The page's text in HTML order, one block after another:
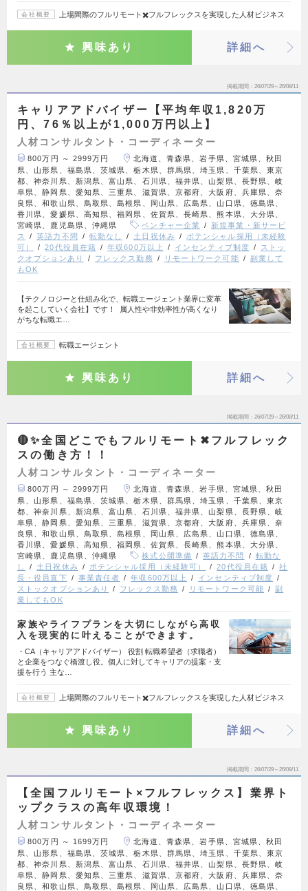
会社概要 上場間際のフルリモート✖️フルフレックスを実現した人材ビジネス
興味あり 詳細へ
掲載期間 26/07/29～26/08/11
キャリアアドバイザー【平均年収1,820万
円、76％以上が1,000万円以上】
人材コンサルタント・コーディネーター
800万円 ～ 2999万円
北海道、青森県、岩手県、宮城県、秋田
県、山形県、福島県、茨城県、栃木県、群馬県、埼玉県、千葉県、東京
都、神奈川県、新潟県、富山県、石川県、福井県、山梨県、長野県、岐
阜県、静岡県、愛知県、三重県、滋賀県、京都府、大阪府、兵庫県、奈
良県、和歌山県、鳥取県、島根県、岡山県、広島県、山口県、徳島県、
香川県、愛媛県、高知県、福岡県、佐賀県、長崎県、熊本県、大分県、
宮崎県、鹿児島県、沖縄県
ベンチャー企業
新規事業・新サービ
ス
英語力不問 転勤なし 土日祝休み
ポテンシャル採用（未経験
可）
20代役員在籍 年収600万以上 インセンティブ制度
ストッ
クオプションあり
フレックス勤務 リモートワーク可能
副業して
もOK
【テクノロジーと仕組み化で、転職エージェント業界に変革
を起こしていく会社】です！ 属人性や非効率性が高くなり
がちな転職エ…
会社概要 転職エージェント
興味あり 詳細へ
掲載期間 26/07/29～26/08/11
🔴✨全国どこでもフルリモート✖︎フルフレック
スの働き方！！
人材コンサルタント・コーディネーター
800万円 ～ 2999万円
北海道、青森県、岩手県、宮城県、秋田
県、山形県、福島県、茨城県、栃木県、群馬県、埼玉県、千葉県、東京
都、神奈川県、新潟県、富山県、石川県、福井県、山梨県、長野県、岐
阜県、静岡県、愛知県、三重県、滋賀県、京都府、大阪府、兵庫県、奈
良県、和歌山県、鳥取県、島根県、岡山県、広島県、山口県、徳島県、
香川県、愛媛県、高知県、福岡県、佐賀県、長崎県、熊本県、大分県、
宮崎県、鹿児島県、沖縄県
株式公開準備 英語力不問
転勤な
し
土日祝休み ポテンシャル採用（未経験可） 20代役員在籍
社
長・役員直下
事業責任者 年収600万以上
インセンティブ制度
ストックオプションあり
フレックス勤務 リモートワーク可能
副
業してもOK
家族やライフプランを大切にしながら高収
入を現実的に叶えることができます。
・CA（キャリアアドバイザー） 役割 転職希望者（求職者）
と企業をつなぐ橋渡し役。個人に対してキャリアの提案・支
援を行う 主な…
会社概要 上場間際のフルリモート✖️フルフレックスを実現した人材ビジネス
興味あり 詳細へ
掲載期間 26/07/29～26/08/11
【全国フルリモート×フルフレックス】業界ト
ップクラスの高年収環境！
人材コンサルタント・コーディネーター
800万円 ～ 1699万円
北海道、青森県、岩手県、宮城県、秋田
県、山形県、福島県、茨城県、栃木県、群馬県、埼玉県、千葉県、東京
都、神奈川県、新潟県、富山県、石川県、福井県、山梨県、長野県、岐
阜県、静岡県、愛知県、三重県、滋賀県、京都府、大阪府、兵庫県、奈
良県、和歌山県、鳥取県、島根県、岡山県、広島県、山口県、徳島県、